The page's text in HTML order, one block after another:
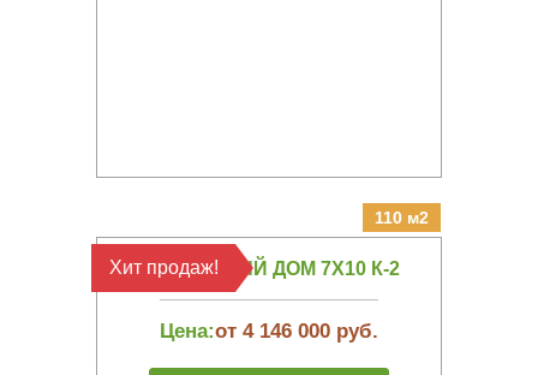
110 м2
КАРКАСНЫЙ ДОМ 7Х10 К-2
Цена:от 4 146 000 руб.
Хит продаж!